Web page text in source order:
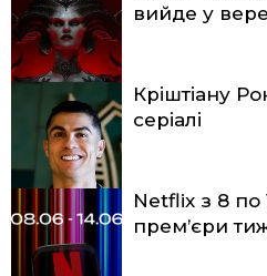
вийде у
Кріштіану
серіалі
Netflix з 8 по
прем’єри